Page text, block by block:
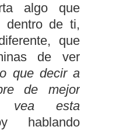
algo que
dentro de ti,
que
de ver
que decir a
de mejor
vea esta
hablando